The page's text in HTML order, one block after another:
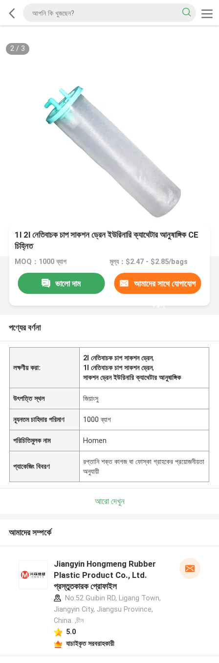
2/ 3
1l 2l নেতিবাচক চাপ সাকশন ড্রেন ইউরিনারি ক্যাথেটার আনুষাঙ্গিক CE
চিহ্নিত
MOQ：1000 ব্যাগ মূল্য：$2.47 - $2.85/bags
ভালো দাম আমাদের সাথে যোগাযোগ
করুন
পণ্যের বর্ণনা
লক্ষণীয় করা:
2l নেতিবাচক চাপ সাকশন ড্রেন,
1l নেতিবাচক চাপ সাকশন ড্রেন,
সাকশন ড্রেন ইউরিনারি ক্যাথেটার আনুষাঙ্গিক
উৎপত্তি স্থল জিয়াংসু
ন্যূনতম চাহিদার পরিমাণ 1000 ব্যাগ
পরিচিতিমুলক নাম Homen
প্যাকেজিং বিবরণ
রপ্তানি শক্ত কাগজ বা ফোস্কা গ্রাহকের প্রয়োজনীয়তা
অনুযায়ী
আরো দেখুন
আমাদের সম্পর্কে
Jiangyin Hongmeng Rubber
Plastic Product Co., Ltd.
প্রস্তুতকারক প্রোফাইল
No.52 Guibin RD, Ligang Town,
Jiangyin City, Jiangsu Province,
China. ,চীন
5.0
যাচাইকৃত সরবরাহকারী